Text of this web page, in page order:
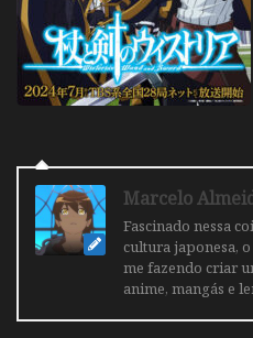
Marcelo
Fascinado nessa
cultura japonesa,
me fazendo criar
anime, mangás e